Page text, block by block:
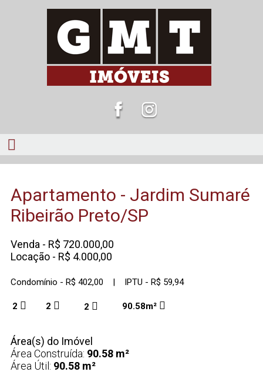
Apartamento - Jardim Sumaré
Ribeirão Preto/SP
Venda - R$ 720.000,00
Locação - R$ 4.000,00
Condomínio - R$ 402,00 | IPTU - R$ 59,94
2 2 2 90.58m²
Área(s) do Imóvel
Área Construída: 90.58 m²
Área Útil: 90.58 m²